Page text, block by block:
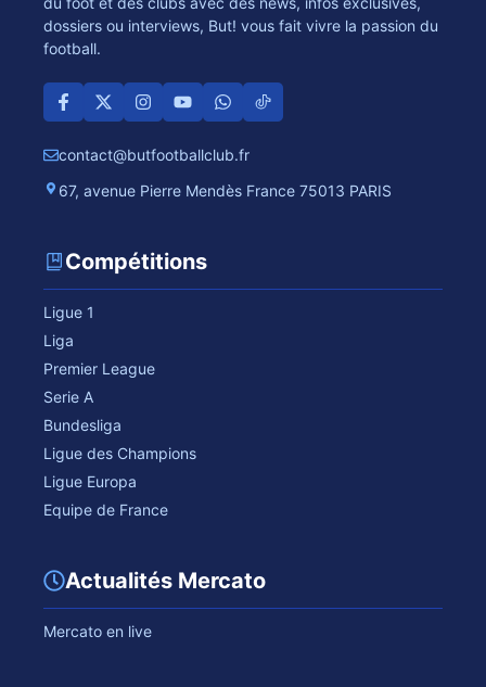
dossiers ou interviews, But! vous fait vivre la passion du
football.
contact@butfootballclub.fr
67, avenue Pierre Mendès France 75013 PARIS
Compétitions
Ligue 1
Liga
Premier League
Serie A
Bundesliga
Ligue des Champions
Ligue Europa
Equipe de France
Actualités Mercato
Mercato en live